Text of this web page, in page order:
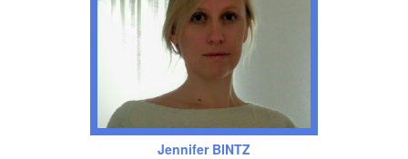
Jennifer BINTZ